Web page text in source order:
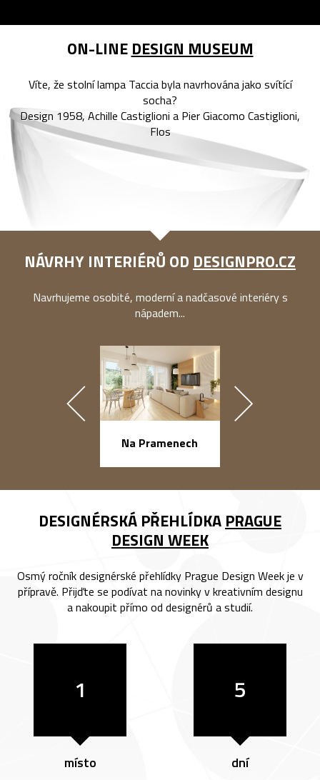
ON-LINE DESIGN MUSEUM
Víte, že stolní lampa Taccia byla navrhována jako svítící
socha?
Design 1958, Achille Castiglioni a Pier Giacomo Castiglioni,
Flos
NÁVRHY INTERIÉRŮ OD DESIGNPRO.CZ
Navrhujeme osobité, moderní a nadčasové interiéry s
nápadem...
Na Pramenech
DESIGNÉRSKÁ PŘEHLÍDKA PRAGUE
DESIGN WEEK
Osmý ročník designérské přehlídky Prague Design Week je v
přípravě. Přijďte se podívat na novinky v kreativním designu
a nakoupit přímo od designérů a studií.
1
místo
5
dní